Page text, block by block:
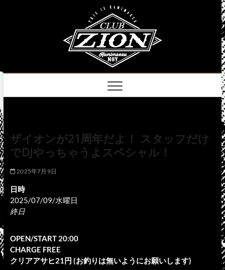
ザイオンが21周年だよ！ スタッフだけ
でDJやっちゃうよスペシャル！
2025年7月9日
日時
2025/07/09/水曜日
終日
OPEN/START 20:00
CHARGE FREE
クリアアサヒ21円 (お釣りは無いようにお願いします)